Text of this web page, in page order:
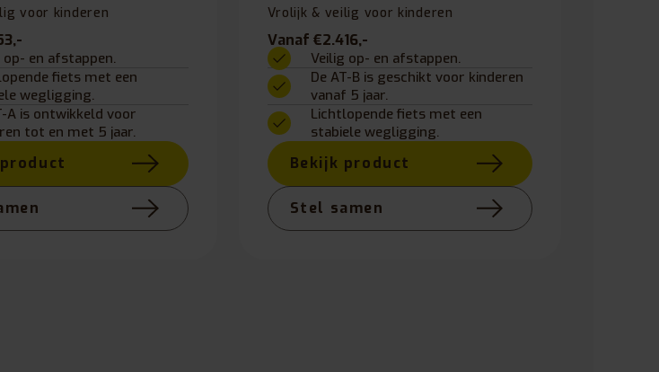
voor kinderen
op- en afstappen.
fiets met een
wegligging.
A is ontwikkeld voor
tot en met 5 jaar.
Vrolijk & veilig voor kinderen
Vanaf €2.416,-
Veilig op- en afstappen.
De AT-B is geschikt voor kinderen
vanaf 5 jaar.
Lichtlopende fiets met een
stabiele wegligging.
Bekijk product
Stel samen